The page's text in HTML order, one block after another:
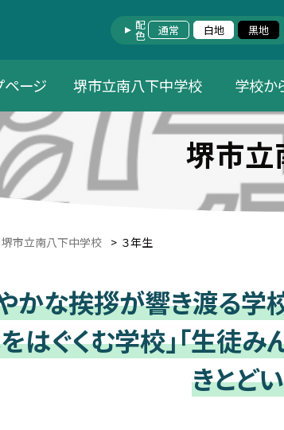
配色 通常 白地 黒地
ページ 堺市立南八下中学校 学校か
堺市
堺市立南八下中学校 > ３年生
かな挨拶が響き渡る学
はぐくむ学校」「生徒
きとど